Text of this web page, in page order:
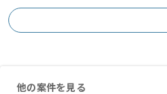
他の案件を見る